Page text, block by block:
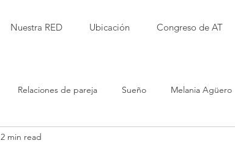
Nuestra RED Ubicación Congreso de AT
Relaciones de pareja Sueño Melania Agüero
Garbanzo
2 min read